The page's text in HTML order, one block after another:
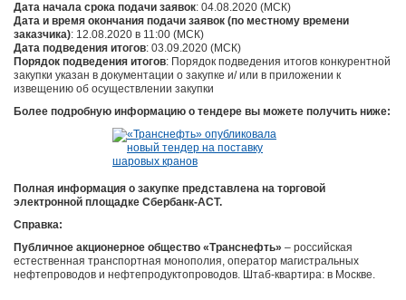
Дата начала срока подачи заявок: 04.08.2020 (МСК)
Дата и время окончания подачи заявок (по местному времени
заказчика): 12.08.2020 в 11:00 (МСК)
Дата подведения итогов: 03.09.2020 (МСК)
Порядок подведения итогов: Порядок подведения итогов конкурентной
закупки указан в документации о закупке и/ или в приложении к
извещению об осуществлении закупки
Более подробную информацию о тендере вы можете получить ниже:
Полная информация о закупке представлена на торговой
электронной площадке Сбербанк-АСТ.
Справка:
Публичное акционерное общество «Транснефть» – российская
естественная транспортная монополия, оператор магистральных
нефтепроводов и нефтепродуктопроводов. Штаб-квартира: в Москве.